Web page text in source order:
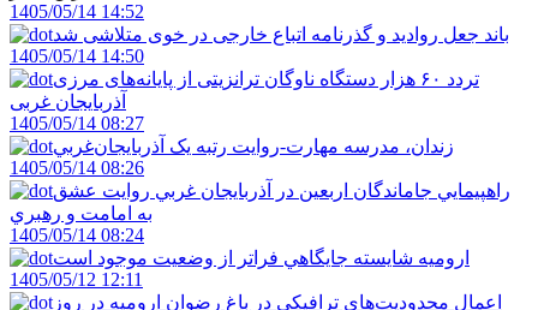
1405/05/14 14:52
باند جعل روادید و گذرنامه اتباع خارجی در خوی متلاشی شد
1405/05/14 14:50
تردد ۶۰ هزار دستگاه ناوگان ترانزیتی از پایانه‌های مرزی
آذربایجان ‌غربی
1405/05/14 08:27
زندان، مدرسه مهارت-روايت رتبه يک آذربايجان‌غربي
1405/05/14 08:26
راهپيمايي جاماندگان اربعين در آذربايجان غربي روايت عشق
به امامت و رهبري
1405/05/14 08:24
اروميه شايسته جايگاهي فراتر از وضعيت موجود است
1405/05/12 12:11
اعمال محدودیت‌های ترافیکی در باغ رضوان ارومیه در روز